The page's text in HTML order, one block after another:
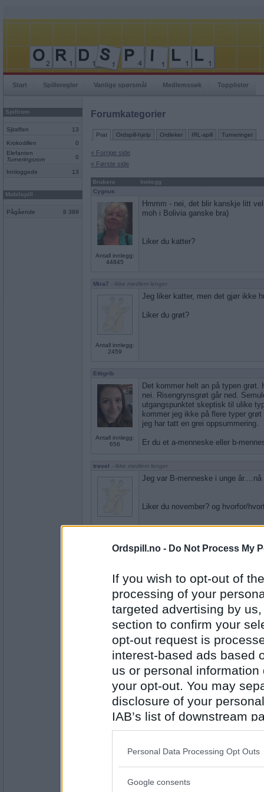
Ordspill.no - Do Not Process My
If you wish to opt-out of
processing of your
targeted advertising by
section to confirm your
opt-out request is
interest-based ads based
us or personal
your opt-out. You may
disclosure of your
IAB’s list of downstream
also be disclosed by us
Downstream Participants
Please note that this
Personal Data Processing Opt Outs
Google consents
Start Spilleregler Vanlige spørsmål Medlemssøk Topplister
Spillrom
Sjiraffen 13
Krokodillen
0
Elefanten
Turneringsrom
0
Innloggede 13
Mobilspill
Pågående 8 389
Forumkategorier
Prat Ordspill-hjelp Ordleker IRL-spill Turneringer
« Forrige side
« Første side
Brukere
Innlegg
Cygnus
Antall innlegg:
44845
Hmmm - nei, det blir kanskje litt
moh i Bolivia ganske bra)
Liker du katter?
Mira7 - Ikke medlem lenger
Antall innlegg:
2459
Jeg liker katter, men det gjør ikke
Liker du grøt?
Ettigrib
Antall innlegg:
656
Det kommer helt an på typen grøt.
nei. Risengrynsgrøt går ned.
utgangspunktet skeptisk til ulike
kommer jeg ikke på flere typer
jeg har tatt en grei oppsummering.
Er du et a-menneske eller b-
travel - Ikke medlem lenger
Antall innlegg:
Jeg var B-menneske i unge
Liker du november? og hvorfor/
- Ikke medlem lenger
Antall innlegg:
2459
levende lys, fyre i ovnen, en god
Sover du litt på ettermiddagen?
Antall innlegg:
Har gjort det i dag! Etter trening og
på sofaen, gitt.
Hvem gjør deg mest glad?
- Ikke medlem lenger